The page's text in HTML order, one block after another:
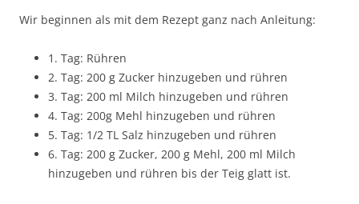
Wir beginnen als mit dem Rezept ganz nach Anleitung:
1. Tag: Rühren
2. Tag: 200 g Zucker hinzugeben und rühren
3. Tag: 200 ml Milch hinzugeben und rühren
4. Tag: 200g Mehl hinzugeben und rühren
5. Tag: 1/2 TL Salz hinzugeben und rühren
6. Tag: 200 g Zucker, 200 g Mehl, 200 ml Milch
hinzugeben und rühren bis der Teig glatt ist.